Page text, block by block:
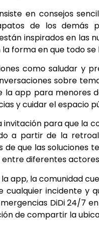
en consejos
de los demás
inspirados en las
forma en que todo
como saludar y
sobre
la app para menores
y cuidar el espacio
invitación para que la
a partir de la
de que las soluciones
diferentes
app, la comunidad
cualquier incidente y
DiDi 24/7
de compartir la